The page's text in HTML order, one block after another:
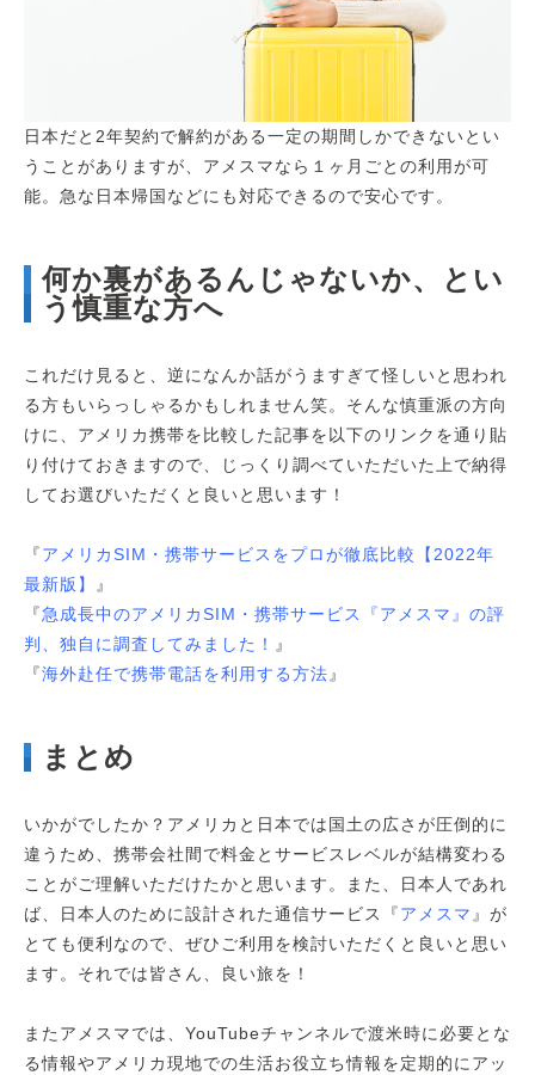
日本だと2年契約で解約がある一定の期間しかできないとい
うことがありますが、アメスマなら１ヶ月ごとの利用が可
能。急な日本帰国などにも対応できるので安心です。
何か裏があるんじゃないか、とい
う慎重な方へ
これだけ見ると、逆になんか話がうますぎて怪しいと思われ
る方もいらっしゃるかもしれません笑。そんな慎重派の方向
けに、アメリカ携帯を比較した記事を以下のリンクを通り貼
り付けておきますので、じっくり調べていただいた上で納得
してお選びいただくと良いと思います！
『アメリカSIM・携帯サービスをプロが徹底比較【2022年
最新版】
』
『急成長中のアメリカSIM・携帯サービス『アメスマ』の評
判、独自に調査してみました！ 』
『海外赴任で携帯電話を利用する方法』
まとめ
いかがでしたか？アメリカと日本では国土の広さが圧倒的に
違うため、携帯会社間で料金とサービスレベルが結構変わる
ことがご理解いただけたかと思います。また、日本人であれ
ば、日本人のために設計された通信サービス『アメスマ 』が
とても便利なので、ぜひご利用を検討いただくと良いと思い
ます。それでは皆さん、良い旅を！
またアメスマでは、YouTubeチャンネルで渡米時に必要とな
る情報やアメリカ現地での生活お役立ち情報を定期的にアッ